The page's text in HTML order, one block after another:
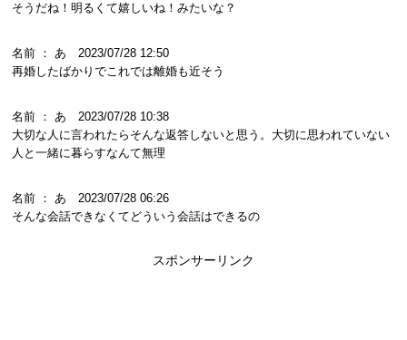
そうだね！明るくて嬉しいね！みたいな？
名前 ： あ 2023/07/28 12:50
再婚したばかりでこれでは離婚も近そう
名前 ： あ 2023/07/28 10:38
大切な人に言われたらそんな返答しないと思う。大切に思われていない
人と一緒に暮らすなんて無理
名前 ： あ 2023/07/28 06:26
そんな会話できなくてどういう会話はできるの
スポンサーリンク